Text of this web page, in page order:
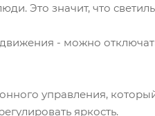
Это значит, что
- можно
управления,
яркость.